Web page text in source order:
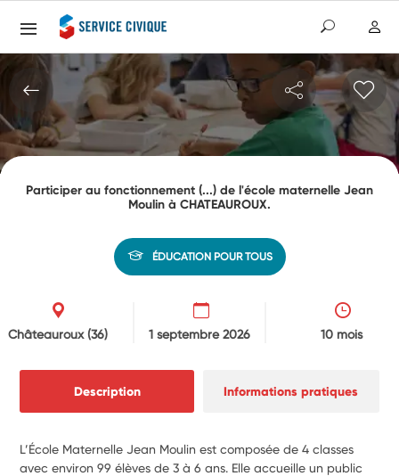
Participer au fonctionnement (...) de l'école maternelle Jean
Moulin à CHATEAUROUX.
ÉDUCATION POUR TOUS
Châteauroux(36) 1 septembre 2026 10 mois
Description Informations pratiques
L’École Maternelle Jean Moulin est composée de 4 classes
avec environ 99 élèves de 3 à 6 ans. Elle accueille un public